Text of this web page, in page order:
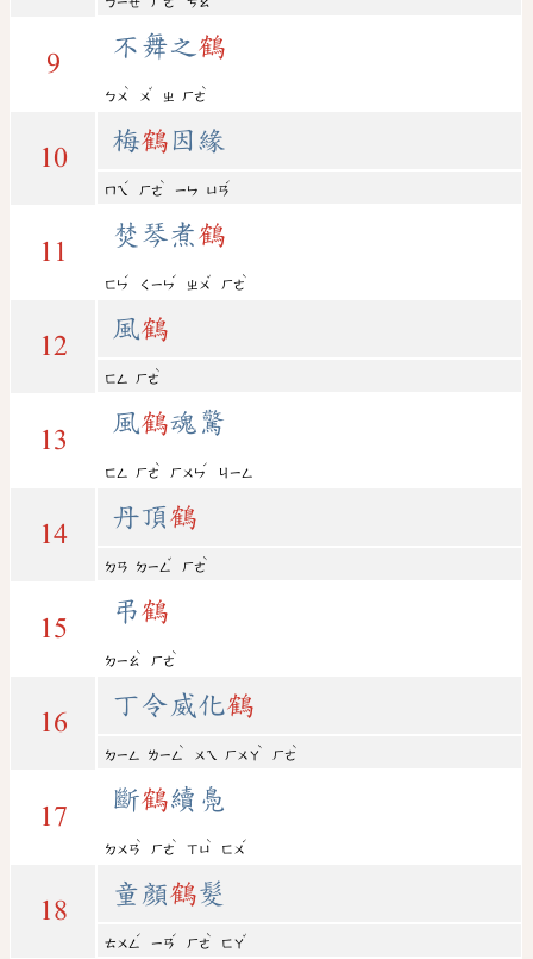
ㄅㄧㄝ ㄏㄜ ㄘㄠ
9
不舞之鶴
ㄅㄨ
ˋ
ㄨ
ˇ
ㄓ ㄏㄜ
ˋ
10
梅鶴 因緣
ㄇㄟ
ˊ
ㄏㄜ
ˋ
ㄧㄣ ㄩㄢ
ˊ
11
焚琴煮鶴
ㄈㄣ
ˊ
ㄑㄧㄣ
ˊ
ㄓㄨ
ˇ
ㄏㄜ
ˋ
12
風鶴
ㄈㄥ ㄏㄜ
ˋ
13
風鶴魂驚
ㄈㄥ ㄏㄜ
ˋ
ㄏㄨㄣ
ˊ
ㄐㄧㄥ
14
丹頂鶴
ㄉㄢ ㄉㄧㄥ
ˇ
ㄏㄜ
ˋ
15
弔鶴
ㄉㄧㄠ
ˋ
ㄏㄜ
ˋ
16
丁令威化鶴
ㄉㄧㄥ ㄌㄧㄥ
ˋ
ㄨㄟ ㄏㄨㄚ
ˋ
ㄏㄜ
ˋ
17
斷鶴續鳧
ㄉㄨㄢ
ˋ
ㄏㄜ
ˋ
ㄒㄩ
ˋ
ㄈㄨ
ˊ
18
童顏鶴髮
ㄊㄨㄥ
ˊ
ㄧㄢ
ˊ
ㄏㄜ
ˋ
ㄈㄚ
ˇ